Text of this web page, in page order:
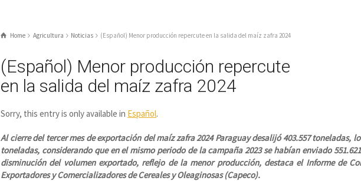
Home Agricultura Noticias (Español) Menor producción repercute en la salida del maíz zafra 2024
(Español) Menor producción repercute
en la salida del maíz zafra 2024
Sorry, this entry is only available in Español.
Al cierre del tercer mes de exportación del maíz zafra 2024 Paraguay desalijó 403.557 toneladas,
toneladas, considerando que en el mismo periodo de la campaña 2023 se habían enviado
disminución del volumen exportado, reflejo de la menor producción, destaca el Informe de
Exportadores y Comercializadores de Cereales y Oleaginosas (Capeco).